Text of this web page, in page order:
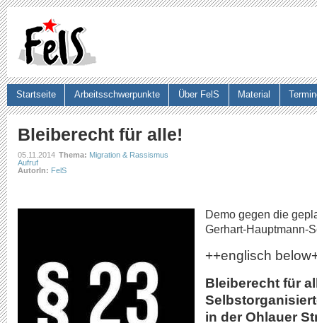
Bleiberecht für alle!
05.11.2014 Thema: Migration & Rassismus
Aufruf
AutorIn: FelS
Demo gegen die
Gerhart-Hauptmann-
++englisch
Bleiberecht für
in der Ohlauer
Startseite Arbeitsschwerpunkte Über FelS Material
Suchformular